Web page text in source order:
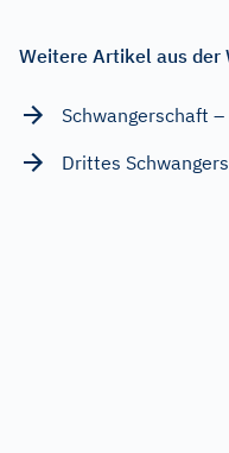
Weitere Artikel aus der
Schwangerschaft
Drittes